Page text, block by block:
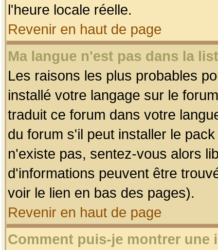
l'heure locale réelle.
Revenir en haut de page
Ma langue n'est pas dans la
Les raisons les plus probables
installé votre langage sur le
traduit ce forum dans votre
du forum s'il peut installer le
n'existe pas, sentez-vous alors
d'informations peuvent être
voir le lien en bas des pages).
Revenir en haut de page
Comment puis-je montrer une